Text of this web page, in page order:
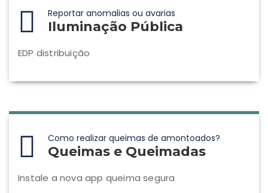
Reportar anomalias ou avarias
Iluminação Pública
EDP distribuição
Como realizar queimas de amontoados?
Queimas e Queimadas
Instale a nova app queima segura